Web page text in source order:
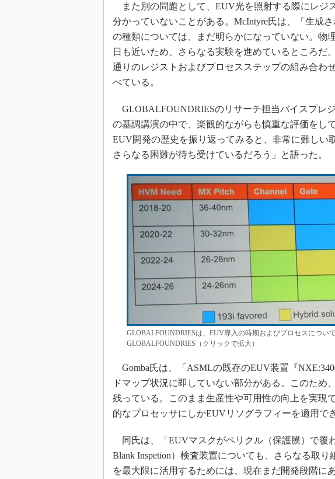
光伝送技術を知る
“異端児エンジニア”が仕掛けた社
改革、執念の180日
イノベーションは日本を救うのか
JASA発IoT通信
「英語に愛されないエンジニア」
ための新行動論
また別の問題として、EUV光を照射する際にレジ
分かっていないことがある。McIntyre氏は、「生成
の種類については、まだ明らかになっていない。物
日も近いため、さらなる実験を進めているところだ
通りのレジストおよびプロセスステップの組み合わ
べている。
GLOBALFOUNDRIESのリサーチ担当バイスプレジ
の基調講演の中で、楽観的ながらも慎重な評価をし
EUV開発の歴史を振り返ってみると、非常に難しい
さらなる困難が待ち受けているだろう」と語った。
GLOBALFOUNDRIESは、EUV導入の時期およびプロセスについ
GLOBALFOUNDRIES（クリックで拡大）
Gomba氏は、「ASMLの既存のEUV装置『
ドマップ状況に即していない部分がある。このため
残っている。このまま生産性や可用性の向上を実現
的なプロセッサにしかEUVリソグラフィーを適用で
同氏は、「EUVマスクがペリクル（保護膜）で覆
Blank Inspetion）検査装置についても、さらなる取
を最大限に活用するためには、現在まだ開発段階に